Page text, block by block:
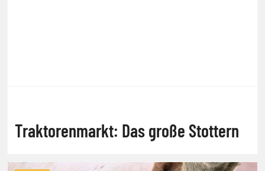
Traktorenmarkt: Das große Stottern